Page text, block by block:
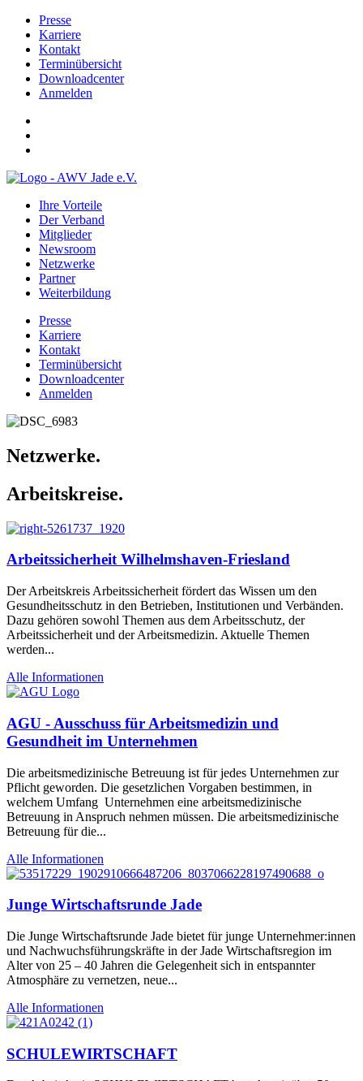
Presse
Karriere
Kontakt
Terminübersicht
Downloadcenter
Anmelden
Ihre Vorteile
Der Verband
Mitglieder
Newsroom
Netzwerke
Partner
Weiterbildung
Presse
Karriere
Kontakt
Terminübersicht
Downloadcenter
Anmelden
Netzwerke.
Arbeitskreise.
Arbeitssicherheit Wilhelmshaven-Friesland
Der Arbeitskreis Arbeitssicherheit fördert das Wissen um den
Gesundheitsschutz in den Betrieben, Institutionen und Verbänden.
Dazu gehören sowohl Themen aus dem Arbeitsschutz, der
Arbeitssicherheit und der Arbeitsmedizin. Aktuelle Themen
werden...
Alle Informationen
AGU - Ausschuss für Arbeitsmedizin und
Gesundheit im Unternehmen
Die arbeitsmedizinische Betreuung ist für jedes Unternehmen zur
Pflicht geworden. Die gesetzlichen Vorgaben bestimmen, in
welchem Umfang Unternehmen eine arbeitsmedizinische
Betreuung in Anspruch nehmen müssen. Die arbeitsmedizinische
Betreuung für die...
Alle Informationen
Junge Wirtschaftsrunde Jade
Die Junge Wirtschaftsrunde Jade bietet für junge Unternehmer:innen
und Nachwuchsführungskräfte in der Jade Wirtschaftsregion im
Alter von 25 – 40 Jahren die Gelegenheit sich in entspannter
Atmosphäre zu vernetzen, neue...
Alle Informationen
SCHULEWIRTSCHAFT